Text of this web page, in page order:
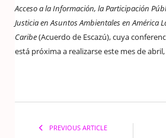
Acceso a la Información, la Participación
Justicia en Asuntos Ambientales en América
Caribe(Acuerdo de Escazú), cuya
está próxima a realizarse este mes de
PREVIOUS ARTICLE